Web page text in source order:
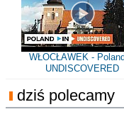
WŁOCŁAWEK -
UNDISCOVERED
dziś polecamy